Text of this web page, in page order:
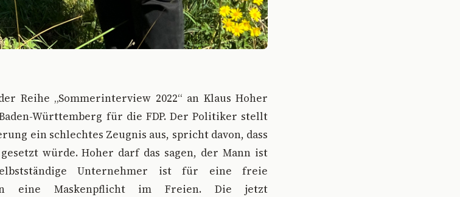
Reihe „Sommerinterview 2022“ an Klaus Hoher
Württemberg für die FDP. Der Politiker stellt
ein schlechtes Zeugnis aus, spricht davon, dass
würde. Hoher darf das sagen, der Mann ist
Unternehmer ist für eine freie
eine Maskenpflicht im Freien. Die jetzt